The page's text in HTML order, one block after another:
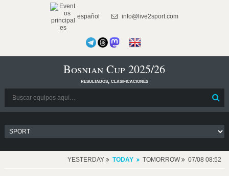
español info@live2sport.com
Bosnian Cup 2025/26
resultados, clasificaciones
YESTERDAY TODAY TOMORROW 07/08 08:52